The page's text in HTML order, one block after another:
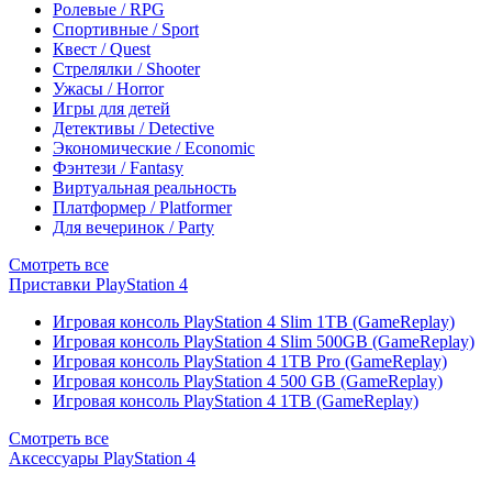
Ролевые / RPG
Спортивные / Sport
Квест / Quest
Стрелялки / Shooter
Ужасы / Horror
Игры для детей
Детективы / Detective
Экономические / Economic
Фэнтези / Fantasy
Виртуальная реальность
Платформер / Platformer
Для вечеринок / Party
Смотреть все
Приставки PlayStation 4
Игровая консоль PlayStation 4 Slim 1TB (GameReplay)
Игровая консоль PlayStation 4 Slim 500GB (GameReplay)
Игровая консоль PlayStation 4 1TB Pro (GameReplay)
Игровая консоль PlayStation 4 500 GB (GameReplay)
Игровая консоль PlayStation 4 1TB (GameReplay)
Смотреть все
Аксессуары PlayStation 4